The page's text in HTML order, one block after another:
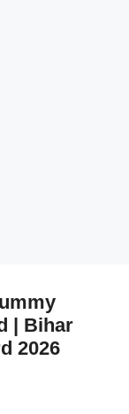
| Bihar
2026